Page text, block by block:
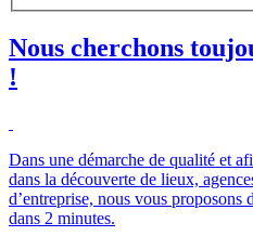
Nous cherchons
!
Dans une démarche de qualité et
dans la découverte de lieux,
d’entreprise, nous vous proposons
dans 2 minutes.